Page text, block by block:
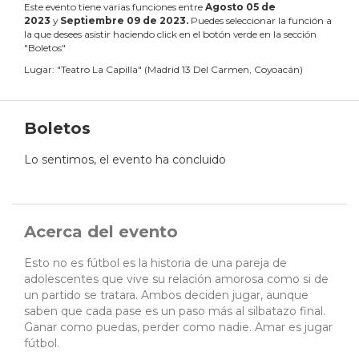
Este evento tiene varias funciones entre Agosto 05 de
2023 y Septiembre 09 de 2023. Puedes seleccionar la función a
la que desees asistir haciendo click en el botón verde en la sección
"Boletos"
Lugar: "Teatro La Capilla" (Madrid 13 Del Carmen, Coyoacán)
Boletos
Lo sentimos, el evento ha concluido
Acerca del evento
Esto no es fútbol es la historia de una pareja de
adolescentes que vive su relación amorosa como si de
un partido se tratara. Ambos deciden jugar, aunque
saben que cada pase es un paso más al silbatazo final.
Ganar como puedas, perder como nadie. Amar es jugar
fútbol.